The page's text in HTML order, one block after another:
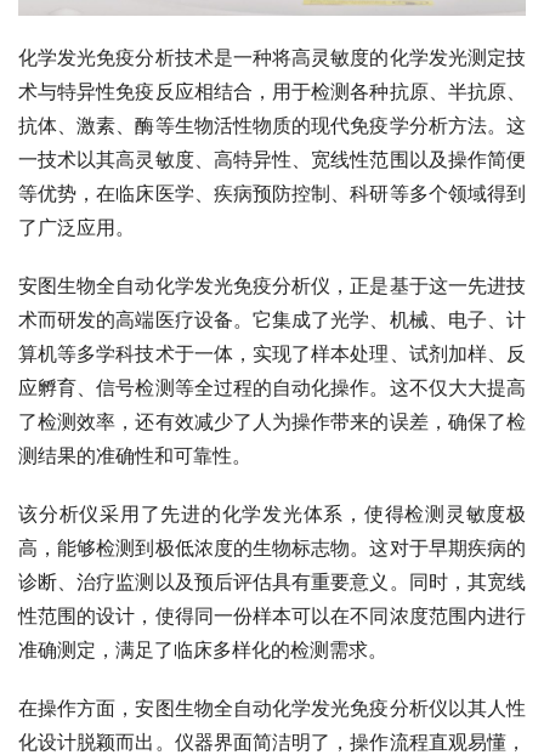
化学发光免疫分析技术是一种将高灵敏度的化学发光测定技
术与特异性免疫反应相结合，用于检测各种抗原、半抗原、
抗体、激素、酶等生物活性物质的现代免疫学分析方法。这
一技术以其高灵敏度、高特异性、宽线性范围以及操作简便
等优势，在临床医学、疾病预防控制、科研等多个领域得到
了广泛应用。
安图生物全自动化学发光免疫分析仪，正是基于这一先进技
术而研发的高端医疗设备。它集成了光学、机械、电子、计
算机等多学科技术于一体，实现了样本处理、试剂加样、反
应孵育、信号检测等全过程的自动化操作。这不仅大大提高
了检测效率，还有效减少了人为操作带来的误差，确保了检
测结果的准确性和可靠性。
该分析仪采用了先进的化学发光体系，使得检测灵敏度极
高，能够检测到极低浓度的生物标志物。这对于早期疾病的
诊断、治疗监测以及预后评估具有重要意义。同时，其宽线
性范围的设计，使得同一份样本可以在不同浓度范围内进行
准确测定，满足了临床多样化的检测需求。
在操作方面，安图生物全自动化学发光免疫分析仪以其人性
化设计脱颖而出。仪器界面简洁明了，操作流程直观易懂，